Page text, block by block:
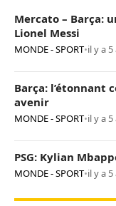
Mercato – Barça:
Lionel Messi
MONDE - SPORT•il y a 5
Barça: l’étonnant
avenir
MONDE - SPORT•il y a 5
PSG: Kylian
MONDE - SPORT•il y a 5